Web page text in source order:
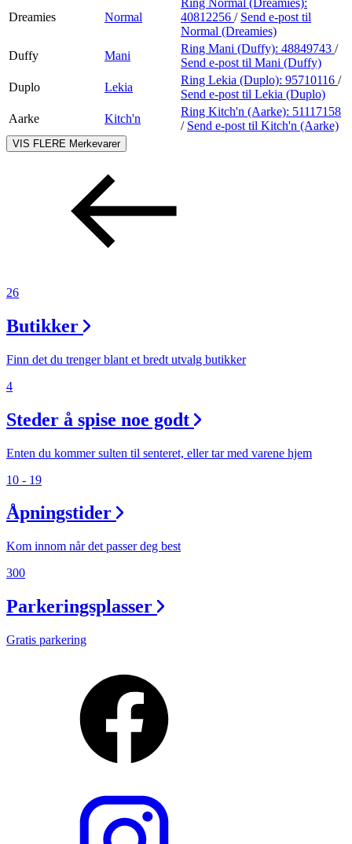
Dreamies Normal
40812256 / Send e-post til
Normal (Dreamies)
Duffy
Mani
Ring Mani (Duffy): 48849743 /
Send e-post til Mani (Duffy)
Duplo
Lekia
Ring Lekia (Duplo): 95710116 /
Send e-post til Lekia (Duplo)
Aarke
Kitch'n
Ring Kitch'n (Aarke): 51117158
/ Send e-post til Kitch'n (Aarke)
VIS FLERE Merkevarer
26
Butikker
Finn det du trenger blant et bredt utvalg butikker
4
Steder å spise noe godt
Enten du kommer sulten til senteret, eller tar med varene hjem
10 - 19
Åpningstider
Kom innom når det passer deg best
300
Parkeringsplasser
Gratis parkering